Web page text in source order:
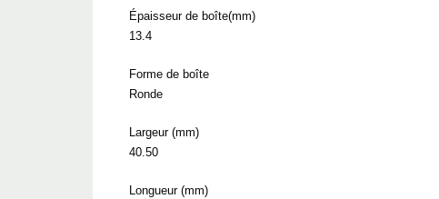
Épaisseur de boîte(mm)
13.4
Forme de boîte
Ronde
Largeur (mm)
40.50
Longueur (mm)